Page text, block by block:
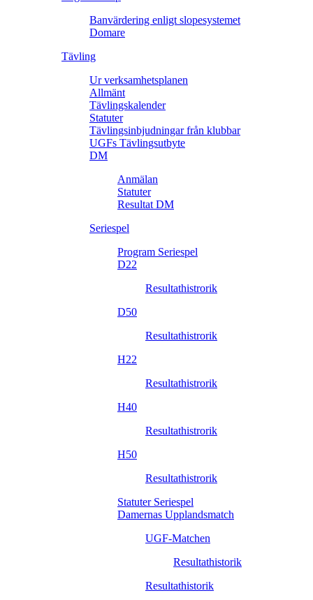
Banvärdering enligt slopesystemet
Domare
Tävling
Ur verksamhetsplanen
Allmänt
Tävlingskalender
Statuter
Tävlingsinbjudningar från klubbar
UGFs Tävlingsutbyte
DM
Anmälan
Statuter
Resultat DM
Seriespel
Program Seriespel
D22
Resultathistrorik
D50
Resultathistrorik
H22
Resultathistrorik
H40
Resultathistrorik
H50
Resultathistrorik
Statuter Seriespel
Damernas Upplandsmatch
UGF-Matchen
Resultathistorik
Resultathistorik